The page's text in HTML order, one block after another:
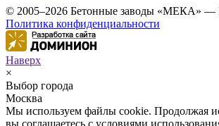
© 2005–2026 Бетонные заводы «МЕКА» —
Политика конфиденциальности
Наверх
×
Выбор города
Москва
Мы используем файлы cookie. Продолжая
вы соглашаетесь с условиями